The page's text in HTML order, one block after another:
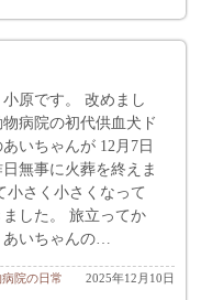
原です。 改めまし
病院の初代供血犬ド
いちゃんが 12月7日
無事に火葬を終えま
小さく小さくなって
ました。 旅立ってか
あいちゃんの…
2025年12月10日
院の日常